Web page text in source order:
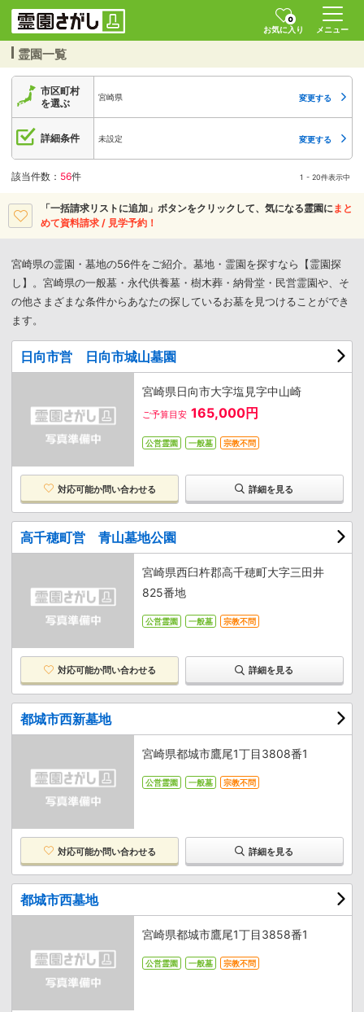
0
お気に入り
メニュー
霊園一覧
市区町村
を選ぶ
宮崎県 変更する
詳細条件 未設定 変更する
該当件数： 56件 1 - 20件表示中
「一括請求リストに追加」ボタンをクリックして、 気になる霊園にまと
めて資料請求 / 見学予約！
宮崎県の霊園・墓地の56件をご紹介。墓地・霊園を探すなら【霊園探
し】。宮崎県の一般墓・永代供養墓・樹木葬・納骨堂・民営霊園や、そ
の他さまざまな条件からあなたの探しているお墓を見つけることができ
ます。
日向市営 日向市城山墓園
宮崎県日向市大字塩見字中山崎
ご予算目安 165,000円
公営霊園 一般墓 宗教不問
対応可能か問い合わせる 詳細を見る
高千穂町営 青山墓地公園
宮崎県西臼杵郡高千穂町大字三田井
825番地
公営霊園 一般墓 宗教不問
対応可能か問い合わせる 詳細を見る
都城市西新墓地
宮崎県都城市鷹尾1丁目3808番1
公営霊園 一般墓 宗教不問
対応可能か問い合わせる 詳細を見る
都城市西墓地
宮崎県都城市鷹尾1丁目3858番1
公営霊園 一般墓 宗教不問